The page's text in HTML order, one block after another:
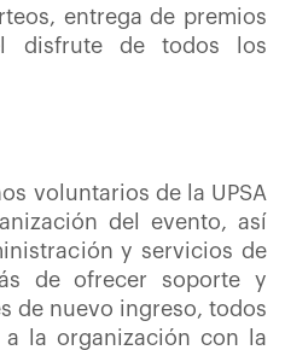
entrega de premios
disfrute de todos los
voluntarios de la UPSA
del evento, así
y servicios de
de ofrecer soporte y
de nuevo ingreso, todos
la organización con la